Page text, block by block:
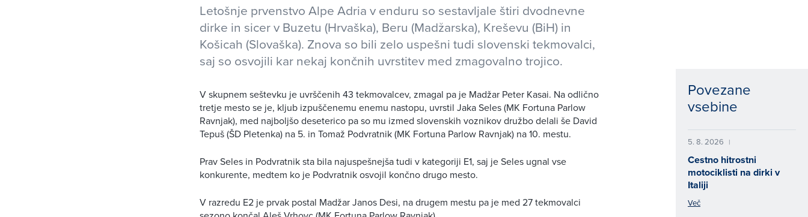
Letošnje prvenstvo Alpe Adria v enduru so sestavljale štiri dvodnevne
dirke in sicer v Buzetu (Hrvaška), Beru (Madžarska), Kreševu (BiH) in
Košicah (Slovaška). Znova so bili zelo uspešni tudi slovenski tekmovalci,
saj so osvojili kar nekaj končnih uvrstitev med zmagovalno trojico.
V skupnem seštevku je uvrščenih 43 tekmovalcev, zmagal pa je Madžar Peter Kasai. Na odlično
tretje mesto se je, kljub izpuščenemu enemu nastopu, uvrstil Jaka Seles (MK Fortuna Parlow
Ravnjak), med najboljšo deseterico pa so mu izmed slovenskih voznikov družbo delali še David
Tepuš (ŠD Pletenka) na 5. in Tomaž Podvratnik (MK Fortuna Parlow Ravnjak) na 10. mestu.
Prav Seles in Podvratnik sta bila najuspešnejša tudi v kategoriji E1, saj je Seles ugnal vse
konkurente, medtem ko je Podvratnik osvojil končno drugo mesto.
V razredu E2 je prvak postal Madžar Janos Desi, na drugem mestu pa je med 27 tekmovalci
Povezane
vsebine
5. 8. 2026 |
Cestno hitrostni
motociklisti na dirki v
Italiji
Več